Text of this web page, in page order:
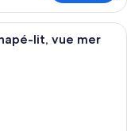
d’hôtel comprenant
lit, vue mer